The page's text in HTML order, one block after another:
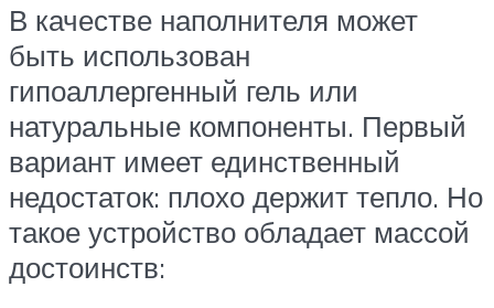
В качестве наполнителя может
быть использован
гипоаллергенный гель или
натуральные компоненты. Первый
вариант имеет единственный
недостаток: плохо держит тепло. Но
такое устройство обладает массой
достоинств: